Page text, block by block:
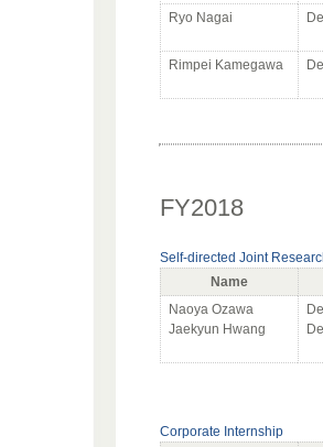
Ryo Nagai
Rimpei Kamegawa
FY2018
Self-directed Joint
Name
Naoya Ozawa
Jaekyun Hwang
Corporate Internship